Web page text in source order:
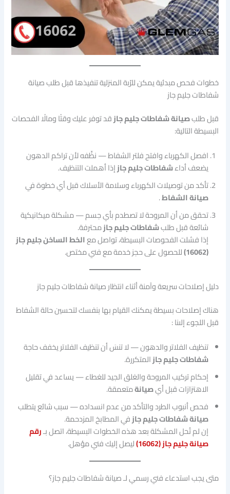
خطوات فحص مبدئية يمكن للرّبة المنزلية تنفيذها قبل طلب صيانة
شفاطات جليم جاز
قبل طلبصيانة شفاطات جليم جازقد توفر عليك وقتًا ومالًا الفحصات
البسيطة التالية:
افصل الكهرباء وافتح فلتر الشفاط — نظِّفه لأن تراكم الدهون
يضعف أداءشفاطات جليم جازإذا أهملت التنظيف.
تأكد من توصيلات الكهرباء وسلامة الأسلاك قبل أي خطوة في
صيانة الشفاط.
تحقق من أن المروحة لا تصطدم بأي جسم — مشكلة ميكانيكية
شائعة قبل طلبشفاطات جليم جازمحترفة.
إذا فشلت الفحوصات البسيطة، تواصل معالخط الساخن جليم جاز
(16062)
للحصول على حجز خدمة مع فني مختص.
دليل إصلاحات سريعة وآمنة أثناء انتظار صيانة شفاطات جليم جاز
هناك إصلاحات بسيطة يمكنك القيام بها بنفسك لتحسين حالة الشفاط
قبل اللجوء إلىنا :
تنظيف الفلاتر والدهون — لا تنسَ أن تنظيف الفلاتر يخفف حاجة
شفاطات جليم جازالمتكررة.
إحكام تركيب المروحة والغلق الجيد للغطاء — يساعد في تقليل
الاهتزازات قبل أيصيانةمتعمقة.
فحص أنبوب الطرد والتأكد من عدم انسداده — سبب شائع يتطلب
صيانة شفاطات جليم جازفي المطابخ المزدحمة.
إن لم تُحل المشكلة بعد هذه الخطوات البسيطة، اتصل بـرقم
صيانة جليم جاز (16062)
ليصل إليك فني مؤهل.
متى يجب استدعاء فني رسمي لـ صيانة شفاطات جليم جاز؟